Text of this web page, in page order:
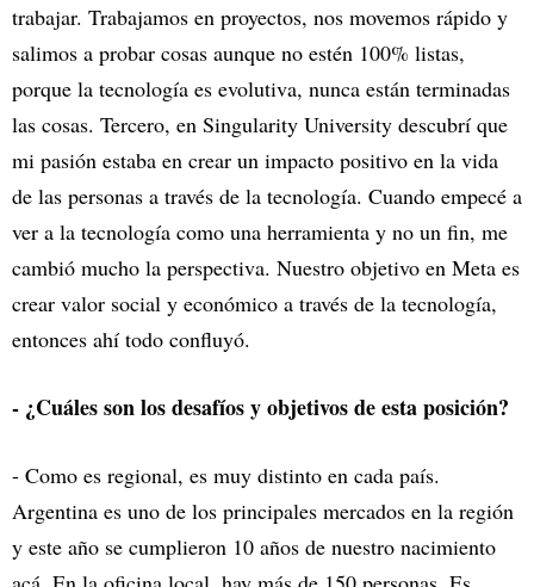
trabajar. Trabajamos en proyectos, nos movemos rápido y
salimos a probar cosas aunque no estén 100% listas,
porque la tecnología es evolutiva, nunca están terminadas
las cosas. Tercero, en Singularity University descubrí que
mi pasión estaba en crear un impacto positivo en la vida
de las personas a través de la tecnología. Cuando empecé a
ver a la tecnología como una herramienta y no un fin, me
cambió mucho la perspectiva. Nuestro objetivo en Meta es
crear valor social y económico a través de la tecnología,
entonces ahí todo confluyó.
- ¿Cuáles son los desafíos y objetivos de esta posición?
- Como es regional, es muy distinto en cada país.
Argentina es uno de los principales mercados en la región
y este año se cumplieron 10 años de nuestro nacimiento